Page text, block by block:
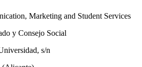
Marketing and Student Services
y Consejo Social
s/n